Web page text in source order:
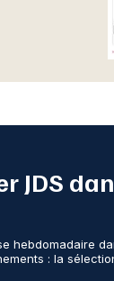
JDS
hebdomadaire
: la